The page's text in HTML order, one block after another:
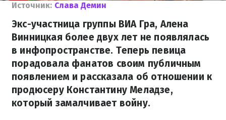
Источник: Слава Демин
Экс-участница группы ВИА Гра, Алена
Винницкая более двух лет не появлялась
в инфопространстве. Теперь певица
порадовала фанатов своим публичным
появлением и рассказала об отношении к
продюсеру Константину Меладзе,
который замалчивает войну.